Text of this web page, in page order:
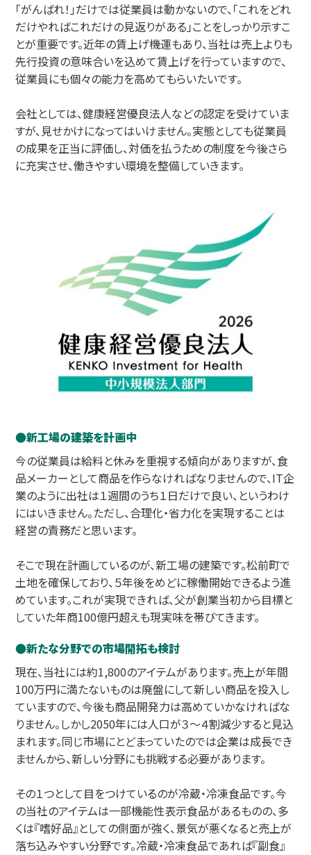
「がんばれ！」だけでは従業員は動かないので、「これをどれ
だけやればこれだけの見返りがある」ことをしっかり示すこ
とが重要です。近年の賃上げ機運もあり、当社は売上よりも
先行投資の意味合いを込めて賃上げを行っていますので、
従業員にも個々の能力を高めてもらいたいです。
会社としては、健康経営優良法人などの認定を受けていま
すが、見せかけになってはいけません。実態としても従業員
の成果を正当に評価し、対価を払うための制度を今後さら
に充実させ、働きやすい環境を整備していきます。
新工場の建築を計画中
今の従業員は給料と休みを重視する傾向がありますが、食
品メーカーとして商品を作らなければなりませんので、IT企
業のように出社は１週間のうち１日だけで良い、というわけ
にはいきません。ただし、合理化・省力化を実現することは
経営の責務だと思います。
そこで現在計画しているのが、新工場の建築です。松前町で
土地を確保しており、５年後をめどに稼働開始できるよう進
めています。これが実現できれば、父が創業当初から目標と
していた年商100億円超えも現実味を帯びてきます。
新たな分野での市場開拓も検討
現在、当社には約1,800のアイテムがあります。売上が年間
100万円に満たないものは廃盤にして新しい商品を投入し
ていますので、今後も商品開発力は高めていかなければな
りません。しかし2050年には人口が３～４割減少すると見込
まれます。同じ市場にとどまっていたのでは企業は成長でき
ませんから、新しい分野にも挑戦する必要があります。
その１つとして目をつけているのが冷蔵・冷凍食品です。今
の当社のアイテムは一部機能性表示食品があるものの、多
くは『嗜好品』としての側面が強く、景気が悪くなると売上が
落ち込みやすい分野です。冷蔵・冷凍食品であれば『副食』